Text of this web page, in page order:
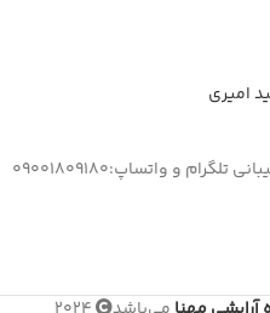
امیری
تلگرام و واتساپ:09001809180